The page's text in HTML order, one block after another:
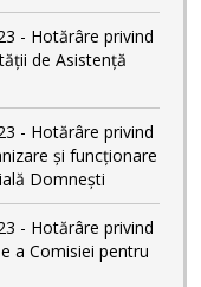
- Hotărâre privind
de Asistență
- Hotărâre privind
și funcționare
Domnești
- Hotărâre privind
a Comisiei pentru